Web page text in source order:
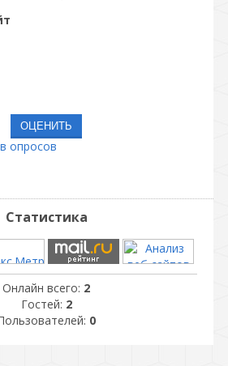
опросов
Статистика
Онлайн всего: 2
Гостей: 2
0